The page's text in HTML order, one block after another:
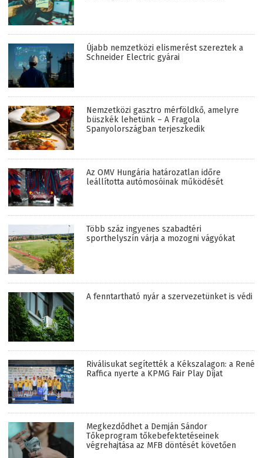
Újabb nemzetközi elismerést szereztek a
Schneider Electric gyárai
Nemzetközi gasztro mérföldkő, amelyre
büszkék lehetünk – A Fragola
Spanyolországban terjeszkedik
Az OMV Hungária határozatlan időre
leállította autómosóinak működését
Több száz ingyenes szabadtéri
sporthelyszín várja a mozogni vágyókat
A fenntartható nyár a szervezetünket is védi
Riválisukat segítették a Kékszalagon: a René
Raffica nyerte a KPMG Fair Play Díjat
Megkezdődhet a Demján Sándor
Tőkeprogram tőkebefektetéseinek
végrehajtása az MFB döntését követően